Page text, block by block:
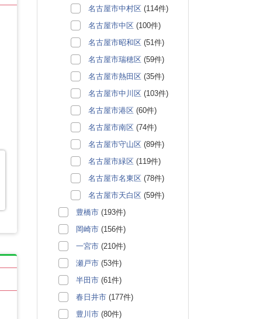
名古屋市中村区 (114件)
名古屋市中区 (100件)
名古屋市昭和区 (51件)
名古屋市瑞穂区 (59件)
名古屋市熱田区 (35件)
名古屋市中川区 (103件)
名古屋市港区 (60件)
名古屋市南区 (74件)
名古屋市守山区 (89件)
名古屋市緑区 (119件)
名古屋市名東区 (78件)
名古屋市天白区 (59件)
豊橋市 (193件)
岡崎市 (156件)
一宮市 (210件)
瀬戸市 (53件)
半田市 (61件)
春日井市 (177件)
豊川市 (80件)